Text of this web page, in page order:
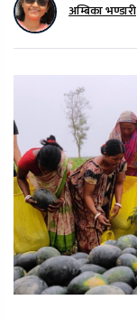
अम्बिका भण्डारी